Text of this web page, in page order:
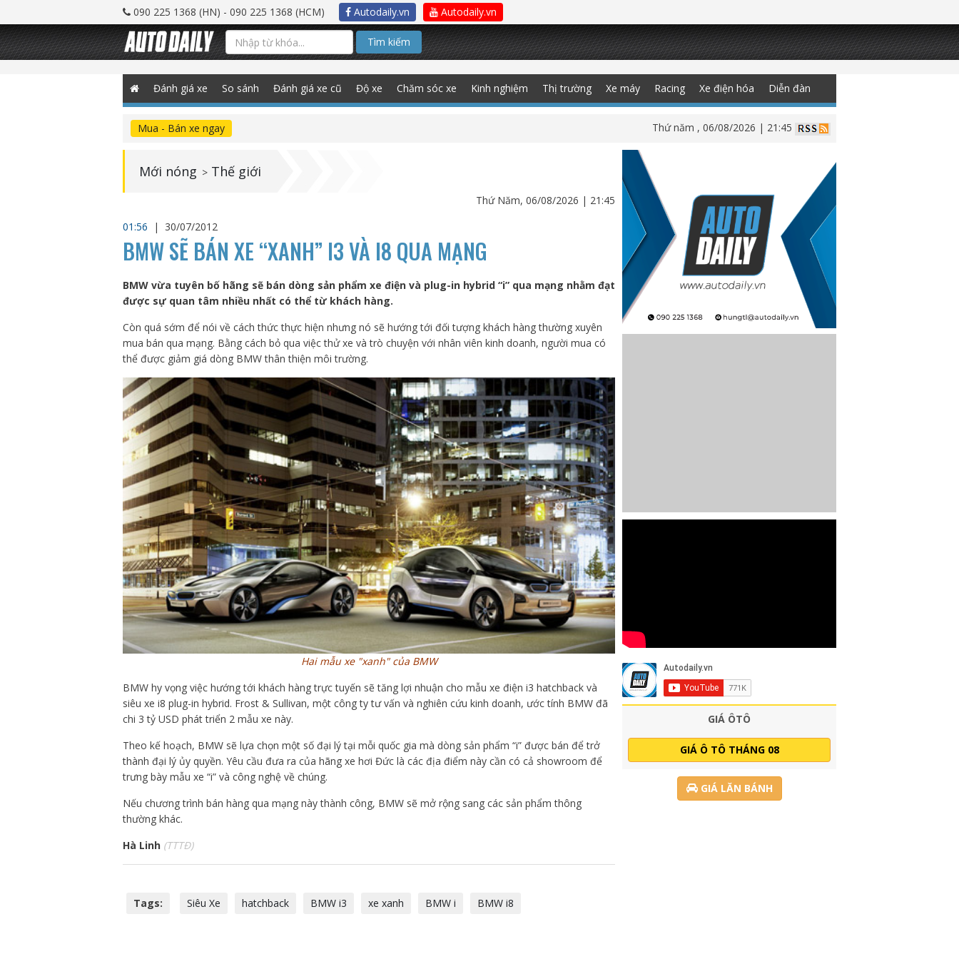
090 225 1368 (HN) - 090 225 1368 (HCM) Autodaily.vn Autodaily.vn
Tìm kiếm
Đánh giá xe So sánh Đánh giá xe cũ Độ xe Chăm sóc xe Kinh nghiệm Thị trường Xe máy Racing Xe điện hóa Diễn đàn
Mua - Bán xe ngay Thứ năm , 06/08/2026 | 21:45
Mới nóng > Thế giới
Thứ Năm, 06/08/2026 | 21:45
01:56
| 30/07/2012
BMW SẼ BÁN XE “XANH” I3 VÀ I8 QUA MẠNG
BMW vừa tuyên bố hãng sẽ bán dòng sản phẩm xe điện và plug-in hybrid “i” qua mạng nhằm đạt
được sự quan tâm nhiều nhất có thể từ khách hàng.
Còn quá sớm để nói về cách thức thực hiện nhưng nó sẽ hướng tới đối tượng khách hàng thường xuyên
mua bán qua mạng. Bằng cách bỏ qua việc thử xe và trò chuyện với nhân viên kinh doanh, người mua có
thể được giảm giá dòng BMW thân thiện môi trường.
Hai mẫu xe "xanh" của BMW
BMW hy vọng việc hướng tới khách hàng trực tuyến sẽ tăng lợi nhuận cho mẫu xe điện i3 hatchback và
siêu xe i8 plug-in hybrid. Frost & Sullivan, một công ty tư vấn và nghiên cứu kinh doanh, ước tính BMW đã
chi 3 tỷ USD phát triển 2 mẫu xe này.
Theo kế hoạch, BMW sẽ lựa chọn một số đại lý tại mỗi quốc gia mà dòng sản phẩm “i” được bán để trở
thành đại lý ủy quyền. Yêu cầu đưa ra của hãng xe hơi Đức là các địa điểm này cần có cả showroom để
trưng bày mẫu xe “i” và công nghệ về chúng.
Nếu chương trình bán hàng qua mạng này thành công, BMW sẽ mở rộng sang các sản phẩm thông
thường khác.
Hà Linh (TTTĐ)
Tags: Siêu Xe hatchback BMW i3 xe xanh BMW i BMW i8
GIÁ ÔTÔ
GIÁ Ô TÔ THÁNG 08
GIÁ LĂN BÁNH